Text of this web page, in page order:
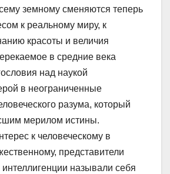
земному сменяются теперь
к реальному миру, к
красоты и величия
в средние века
над наукой
в неограниченные
разума, который
мерилом истины.
к человеческому в
представители
интеллигенции называли себя